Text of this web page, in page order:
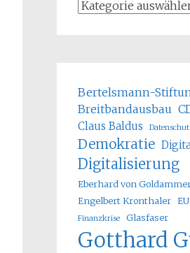
Bertelsmann-
Breitbandausbau
Claus Baldus
Demokratie
Digitalisierung
Eberhard von
Engelbert Kronthaler EU
Finanzkrise Glasfaser
Gotthard